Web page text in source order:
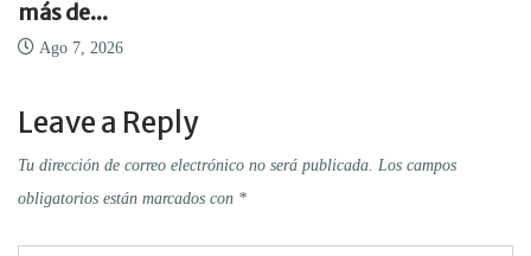
Ago 7, 2026
Leave a Reply
Tu dirección de correo electrónico no será publicada. Los campos
obligatorios están marcados con *